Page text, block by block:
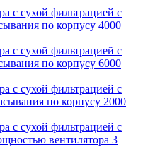
с сухой фильтрацией с
по корпусу 4000
с сухой фильтрацией с
по корпусу 6000
с сухой фильтрацией с
по корпусу 2000
с сухой фильтрацией с
вентилятора 3